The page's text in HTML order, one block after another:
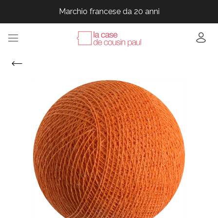
Marchio francese da 20 anni
Marchio francese da 20 anni
Marchio francese da 20 anni